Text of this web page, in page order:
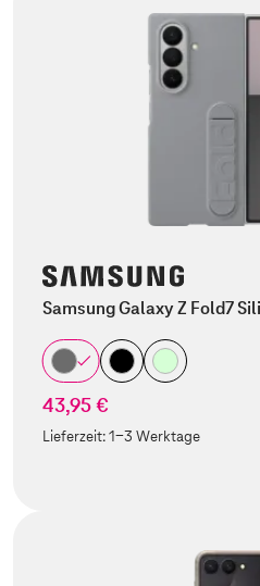
Samsung Galaxy Z Fold7
43,95 €
Lieferzeit:1-3 Werktage